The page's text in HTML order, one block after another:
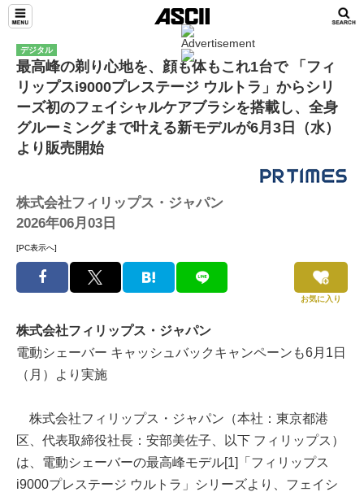
デジタル
最高峰の剃り心地を、顔も体もこれ1台で 「フィ
リップスi9000プレステージ ウルトラ」からシリ
ーズ初のフェイシャルケアブラシを搭載し、全身
グルーミングまで叶える新モデルが6月3日（水）
より販売開始
株式会社フィリップス・ジャパン
2026年06月03日
[PC表示へ]
お気に入り
株式会社フィリップス・ジャパン
電動シェーバー キャッシュバックキャンペーンも6月1日
（月）より実施
株式会社フィリップス・ジャパン（本社：東京都港
区、代表取締役社長：安部美佐子、以下 フィリップス）
は、電動シェーバーの最高峰モデル[1]「フィリップス
i9000プレステージ ウルトラ」シリーズより、フェイシ